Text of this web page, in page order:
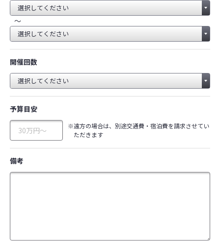
～
開催回数
予算目安
※遠方の場合は、別途交通費・宿泊費を請求させてい
ただきます
備考